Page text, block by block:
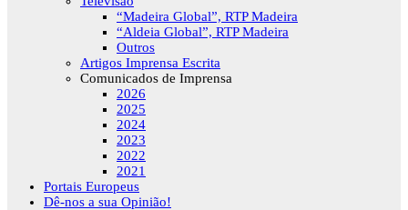
“Madeira Global”, RTP Madeira
“Aldeia Global”, RTP Madeira
Outros
Artigos Imprensa Escrita
Comunicados de Imprensa
2026
2025
2024
2023
2022
2021
Portais Europeus
Dê-nos a sua Opinião!